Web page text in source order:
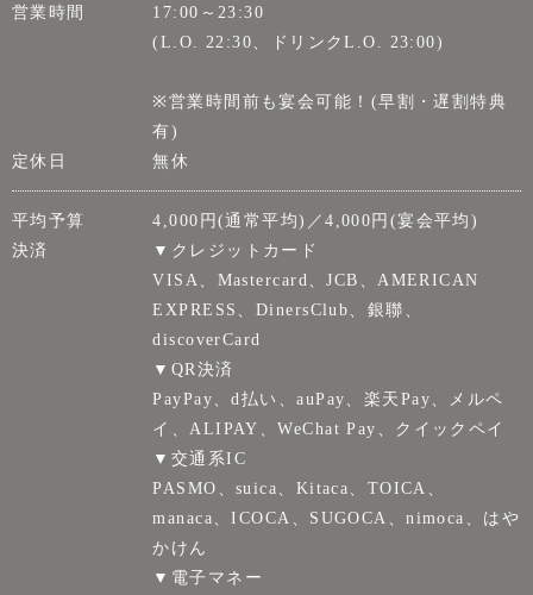
営業時間
17:00～23:30
(L.O. 22:30、ドリンクL.O. 23:00)
※営業時間前も宴会可能！(早割・遅割特典
有)
定休日
無休
平均予算
4,000円(通常平均)／4,000円(宴会平均)
決済
▼クレジットカード
VISA、Mastercard、JCB、AMERICAN
EXPRESS、DinersClub、銀聯、
discoverCard
▼QR決済
PayPay、d払い、auPay、楽天Pay、メルペ
イ、ALIPAY、WeChat Pay、クイックペイ
▼交通系IC
PASMO、suica、Kitaca、TOICA、
manaca、ICOCA、SUGOCA、nimoca、はや
かけん
▼電子マネー